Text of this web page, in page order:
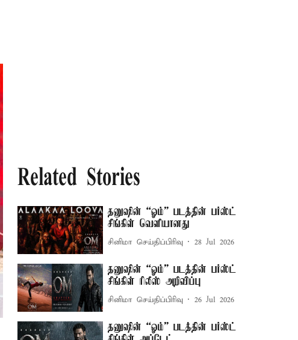
Related Stories
தனுஷின் “ஓம்” படத்தின் பர்ஸ்ட்
சிங்கிள் வெளியானது
சினிமா செய்திப்பிரிவு 28 Jul 2026
தனுஷின் “ஓம்” படத்தின் பர்ஸ்ட்
சிங்கிள் ரிலீஸ் அறிவிப்பு
சினிமா செய்திப்பிரிவு 26 Jul 2026
தனுஷின் “ஓம்” படத்தின் பர்ஸ்ட்